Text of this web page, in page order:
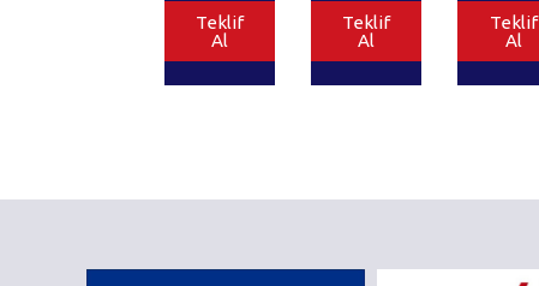
Teklif
Al
Teklif
Al
Teklif
Al